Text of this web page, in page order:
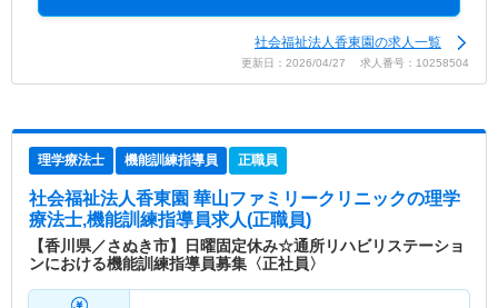
社会福祉法人香東園の求人一覧
更新日：2026/04/27 求人番号：10258504
理学療法士 機能訓練指導員 正職員
社会福祉法人香東園 華山ファミリークリニックの理学
療法士,機能訓練指導員求人(正職員)
【香川県／さぬき市】日曜固定休み☆通所リハビリステーショ
ンにおける機能訓練指導員募集〈正社員〉